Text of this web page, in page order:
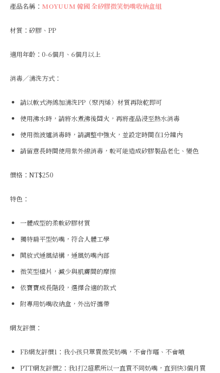
產品名稱： MOYUUM 韓國 全矽膠微笑奶嘴收納盒組
材質：矽膠、PP
適用年齡：0-6個月、6個月以上
消毒／清洗方式：
請以軟式海綿加清洗PP（聚丙烯）材質再陰乾即可
使用沸水時，請將水煮沸後關火，再將產品浸至熱水消毒
使用微波爐消毒時，請調整中強火，並設定時間在1分鐘內
請留意長時間使用紫外線消毒，較可能造成矽膠製品老化、變色
價格：NT$250
特色：
一體成型的柔軟矽膠材質
獨特扁平型奶嘴，符合人體工學
開放式通風結構，通風奶嘴內部
微笑型檔片，減少與肌膚間的摩擦
依寶寶成長階段，選擇合適的款式
附專用奶嘴收納盒，外出好攜帶
網友評價：
FB網友評價1：我小孩只單買微笑奶嘴，不會作嘔、不會噴
PTT網友評價2：我1打2超累所以一直買不同奶嘴，直到快3個月買